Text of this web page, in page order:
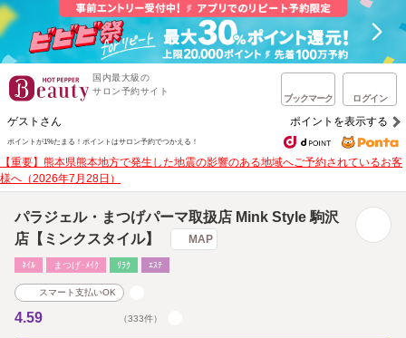
国内最大級の
サロン予約サイト
ブックマーク ログイン
ゲストさん ポイントを表示する
ポイントが1%たまる！ ポイントはサロン予約でつかえる！
【重要】熊本県熊本地方で発生した地震の影響のある地域へご予約されているお客
様へ（2026年7月28日）
パラジェル・まつげパーマ取扱店 Mink Style 駒沢
店【ミンクスタイル】
MAP
ﾈｲﾙ まつげ･ﾒｲｸ ﾘﾗｸ ｴｽﾃ
スマート支払いOK
4.59 （333件）